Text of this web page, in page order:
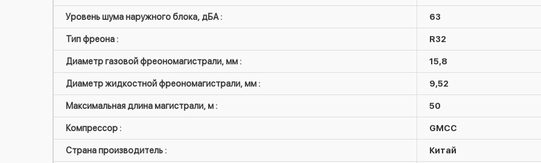
Уровень шума наружного блока, дБА : 63
Тип фреона : R32
Диаметр газовой фреономагистрали, мм : 15,8
Диаметр жидкостной фреономагистрали, мм : 9,52
Максимальная длина магистрали, м : 50
Компрессор : GMCC
Страна производитель : Китай